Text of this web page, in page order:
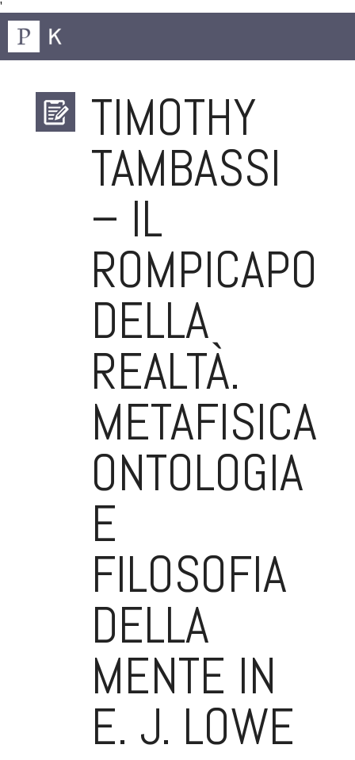
'
TIMOTHY
TAMBASSI
– IL
ROMPICAPO
DELLA
REALTÀ.
METAFISICA,
ONTOLOGIA
E
FILOSOFIA
DELLA
MENTE IN
E. J. LOWE